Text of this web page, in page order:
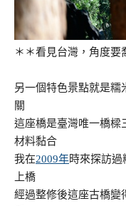
＊＊看見台灣，角度要
另一個特色景點就是糯
關
這座橋是臺灣唯一橋樑
材料黏合
我在2009年時來探訪
上橋
經過整修後這座古橋變